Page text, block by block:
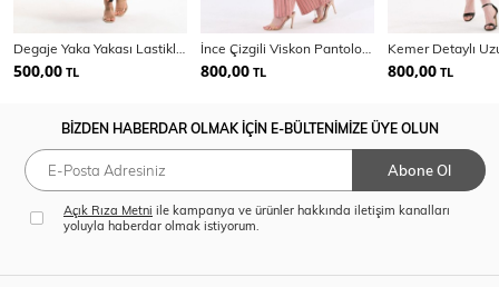
500,00 TL 800,00 TL 800,00 TL
BİZDEN HABERDAR OLMAK İÇİN E-BÜLTENİMİZE ÜYE OLUN
Abone Ol
Açık Rıza Metni ile kampanya ve ürünler hakkında iletişim kanalları
yoluyla haberdar olmak istiyorum.